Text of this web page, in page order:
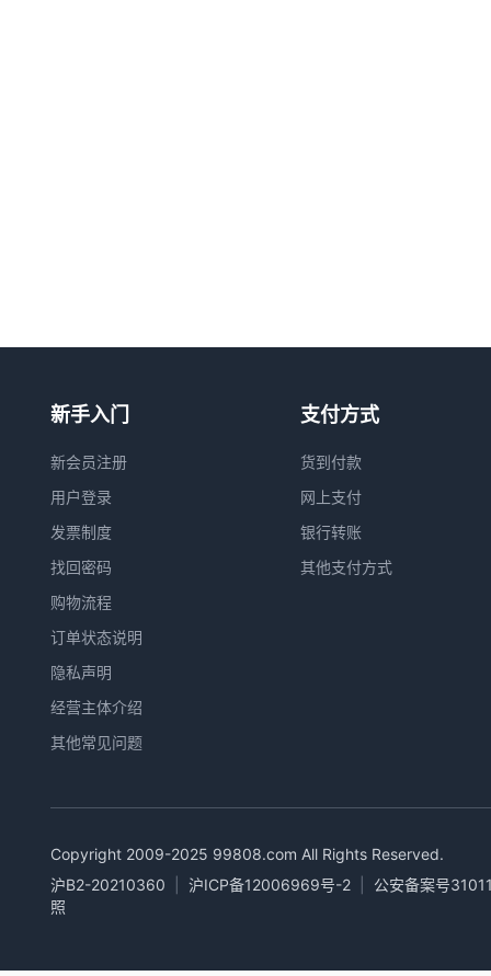
新手入门
新会员注册
用户登录
发票制度
找回密码
购物流程
订单状态说明
隐私声明
经营主体介绍
其他常见问题
支付方式
货到付款
网上支付
银行转账
其他支付方式
Copyright 2009-2025 99808.com All Rights Reserved.
沪B2-20210360
沪ICP备12006969号-2
公安备案号
照